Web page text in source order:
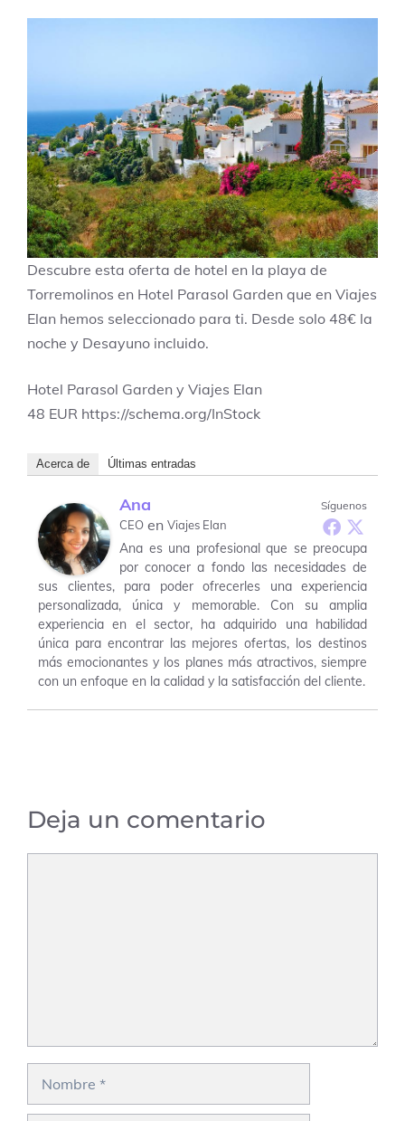
Descubre esta oferta de hotel en la playa de
Torremolinos en Hotel Parasol Garden que en Viajes
Elan hemos seleccionado para ti. Desde solo 48€ la
noche y Desayuno incluido.
Hotel Parasol Garden y Viajes Elan
48 EUR https://schema.org/InStock
Acerca de Últimas entradas
Síguenos
Ana
CEO en Viajes Elan
Ana es una profesional que se preocupa
por conocer a fondo las necesidades de
sus clientes, para poder ofrecerles una experiencia
personalizada, única y memorable. Con su amplia
experiencia en el sector, ha adquirido una habilidad
única para encontrar las mejores ofertas, los destinos
más emocionantes y los planes más atractivos, siempre
con un enfoque en la calidad y la satisfacción del cliente.
Deja un comentario